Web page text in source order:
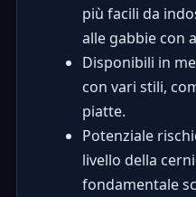
più facili da
alle gabbie con
Disponibili in
con vari stili,
piatte.
Potenziale
livello della
fondamentale